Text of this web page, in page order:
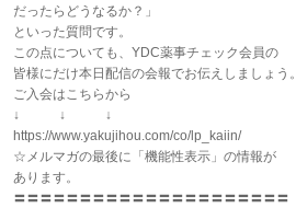
だったらどうなるか？」
といった質問です。
この点についても、YDC薬事チェック会員の
皆様にだけ本日配信の会報でお伝えしましょう。
ご入会はこちらから
↓ ↓ ↓
https://www.yakujihou.com/co/lp_kaiin/
☆メルマガの最後に「機能性表示」の情報が
あります。
〓〓〓〓〓〓〓〓〓〓〓〓〓〓〓〓〓〓〓〓〓